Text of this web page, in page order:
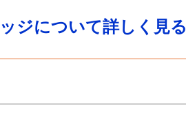
ジについて詳しく見る